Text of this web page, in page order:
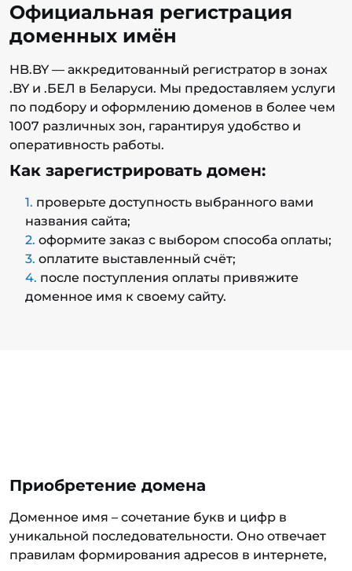
Официальная регистрация
доменных имён
HB.BY — аккредитованный регистратор в зонах
.BY и .БЕЛ в Беларуси. Мы предоставляем услуги
по подбору и оформлению доменов в более чем
1007 различных зон, гарантируя удобство и
оперативность работы.
Как зарегистрировать домен:
проверьте доступность выбранного вами
названия сайта;
оформите заказ с выбором способа оплаты;
оплатите выставленный счёт;
после поступления оплаты привяжите
доменное имя к своему сайту.
Приобретение домена
Доменное имя – сочетание букв и цифр в
уникальной последовательности. Оно отвечает
правилам формирования адресов в интернете,